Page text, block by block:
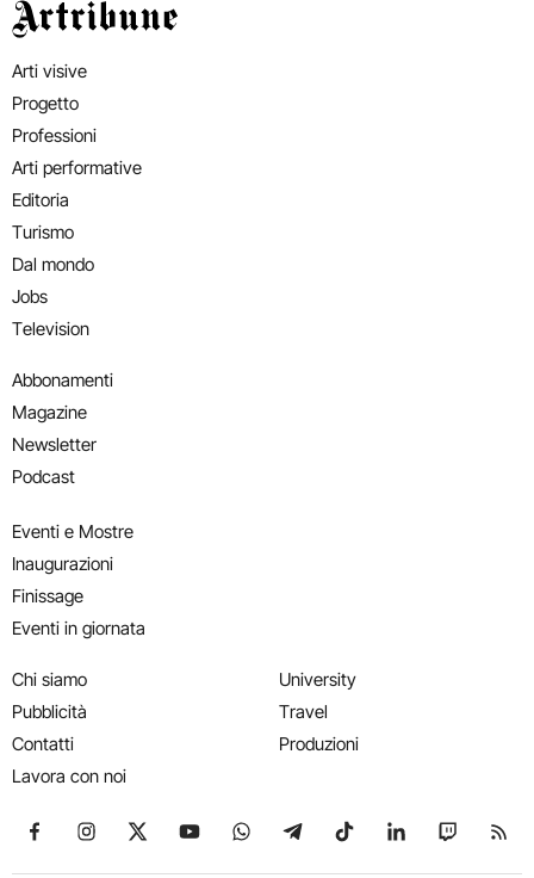
Artribune
Arti visive
Progetto
Professioni
Arti performative
Editoria
Turismo
Dal mondo
Jobs
Television
Abbonamenti
Magazine
Newsletter
Podcast
Eventi e Mostre
Inaugurazioni
Finissage
Eventi in giornata
Chi siamo
Pubblicità
Contatti
Lavora con noi
University
Travel
Produzioni
Seguici su Facebook
Seguici su Instagram
Seguici su X
Seguici su YouTube
Seguici su WhatsApp
Seguici su Telegram
Seguici su TikTok
Seguici su
Seguici